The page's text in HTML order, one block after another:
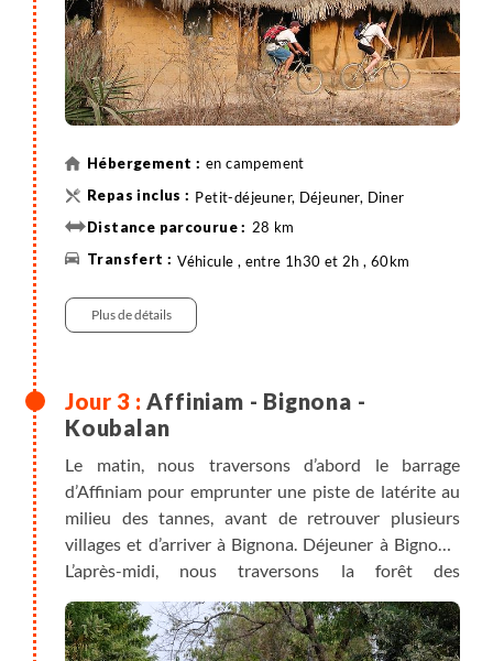
en campement
Petit-déjeuner, Déjeuner, Diner
28 km
Véhicule , entre 1h30 et 2h , 60km
Plus de détails
Affiniam - Bignona -
Koubalan
Le matin, nous traversons d’abord le barrage
d’Affiniam pour emprunter une piste de latérite au
milieu des tannes, avant de retrouver plusieurs
villages et d’arriver à Bignona. Déjeuner à Bignona.
L’après-midi, nous traversons la forêt des
rejoindre le village de Koubalan. Dîner et nuit à
Koubalan.